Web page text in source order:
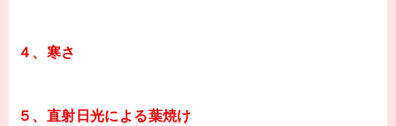
４、寒さ
５、直射日光による葉焼け